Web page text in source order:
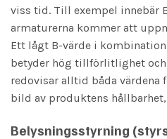
viss tid. Till exempel innebär
armaturerna kommer att
Ett lågt B-värde i
betyder hög tillförlitlighet
redovisar alltid båda värdena
bild av produktens
Belysningsstyrning